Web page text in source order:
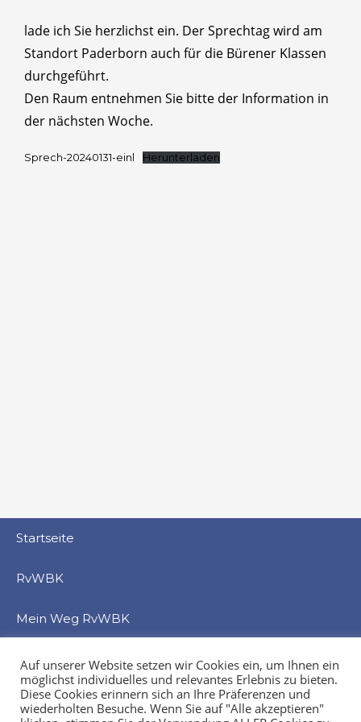
lade ich Sie herzlichst ein. Der Sprechtag wird am
Standort Paderborn auch für die Bürener Klassen
durchgeführt.
Den Raum entnehmen Sie bitte der Information in
der nächsten Woche.
Sprech-20240131-einl Herunterladen
Auf unserer Website setzen wir Cookies ein, um Ihnen ein
möglichst individuelles und relevantes Erlebnis zu bieten.
Diese Cookies erinnern sich an Ihre Präferenzen und
wiederholten Besuche. Wenn Sie auf "Alle akzeptieren"
Startseite
RvWBK
Mein Weg RvWBK
Beratung
Service